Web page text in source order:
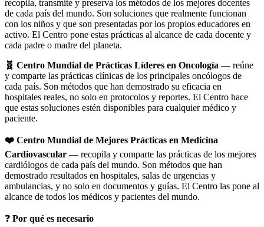
recopila, transmite y preserva los métodos de los mejores docentes
de cada país del mundo. Son soluciones que realmente funcionan
con los niños y que son presentadas por los propios educadores en
activo. El Centro pone estas prácticas al alcance de cada docente y
cada padre o madre del planeta.
🧬 Centro Mundial de Prácticas Líderes en Oncología — reúne
y comparte las prácticas clínicas de los principales oncólogos de
cada país. Son métodos que han demostrado su eficacia en
hospitales reales, no solo en protocolos y reportes. El Centro hace
que estas soluciones estén disponibles para cualquier médico y
paciente.
❤️ Centro Mundial de Mejores Prácticas en Medicina
Cardiovascular — recopila y comparte las prácticas de los mejores
cardiólogos de cada país del mundo. Son métodos que han
demostrado resultados en hospitales, salas de urgencias y
ambulancias, y no solo en documentos y guías. El Centro las pone al
alcance de todos los médicos y pacientes del mundo.
❓ Por qué es necesario